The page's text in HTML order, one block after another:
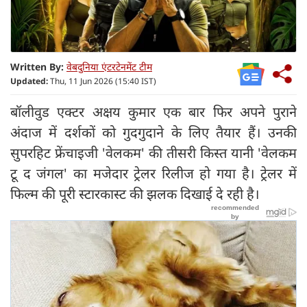
Written By: वेबदुनिया एंटरटेनमेंट टीम
Updated:Thu, 11 Jun 2026 (15:40 IST)
बॉलीवुड एक्टर अक्षय कुमार एक बार फिर अपने पुराने
अंदाज में दर्शकों को गुदगुदाने के लिए तैयार हैं। उनकी
सुपरहिट फ्रेंचाइजी 'वेलकम' की तीसरी किस्त यानी 'वेलकम
टू द जंगल' का मजेदार ट्रेलर रिलीज हो गया है। ट्रेलर में
फिल्म की पूरी स्टारकास्ट की झलक दिखाई दे रही है।